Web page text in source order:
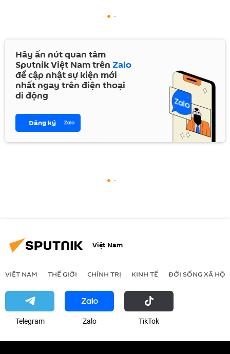
Hãy ấn nút quan tâm
Sputnik Việt Nam trên Zalo
để cập nhật sự kiện mới
nhất ngay trên điện thoại
di động
Đăng ký
Việt Nam
VIỆT NAM THẾ GIỚI CHÍNH TRỊ KINH TẾ ĐỜI SỐNG XÃ HỘI
Telegram Zalo ТikТоk